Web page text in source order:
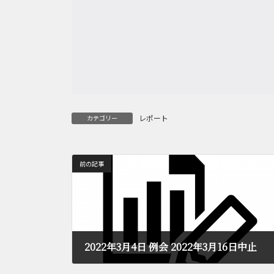
カテゴリー レポート
前の記事
2022年3月4日 例会 2022年3月16日中止